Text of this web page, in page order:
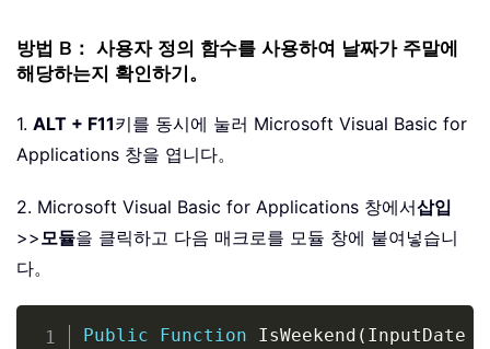
방법 B： 사용자 정의 함수를 사용하여 날짜가 주말에
해당하는지 확인하기。
1. ALT + F11키를 동시에 눌러 Microsoft Visual Basic for
Applications 창을 엽니다。
2. Microsoft Visual Basic for Applications 창에서삽입
>>모듈을 클릭하고 다음 매크로를 모듈 창에 붙여넣습니
다。
Public Function IsWeekend ( InputDate
Copy